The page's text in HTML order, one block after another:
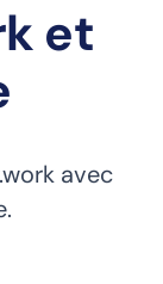
et
avec